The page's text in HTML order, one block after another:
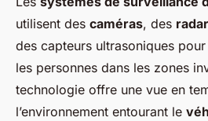
utilisent des caméras, des
des capteurs ultrasoniques
les personnes dans les zones
technologie offre une vue en
l’environnement entourant le